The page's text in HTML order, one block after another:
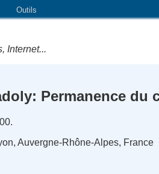
Outils
Internet...
Permanence du
Auvergne-Rhône-Alpes, France